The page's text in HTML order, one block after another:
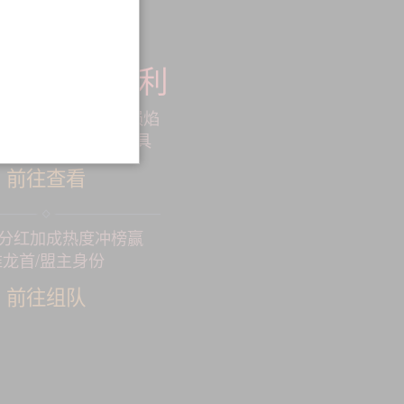
店海量福利
可兑换天赏积分、陨焰
雀翎等海量珍稀道具
前往查看
红加成热度冲榜赢
首/盟主身份
前往组队